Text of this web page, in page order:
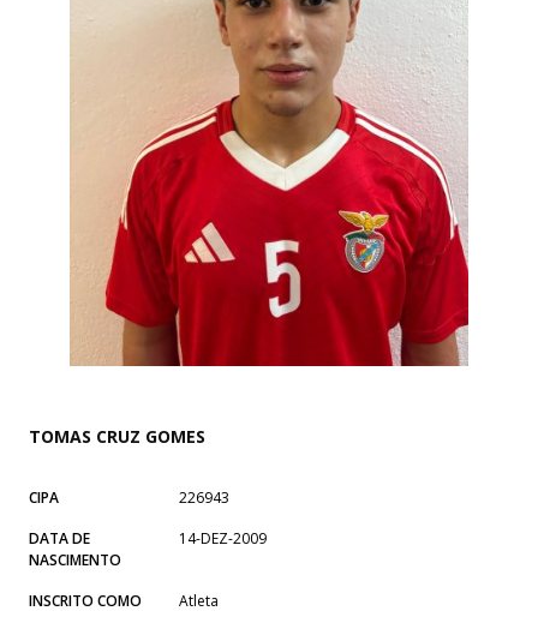
TOMAS CRUZ GOMES
CIPA
226943
DATA DE
NASCIMENTO
14-DEZ-2009
INSCRITO COMO Atleta